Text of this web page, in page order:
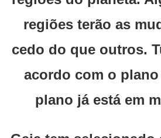
regiões terão as
cedo do que outros.
acordo com o plano
plano já está em